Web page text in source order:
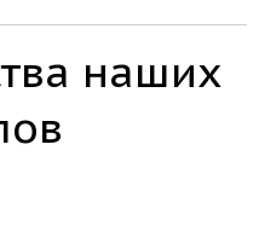
наших